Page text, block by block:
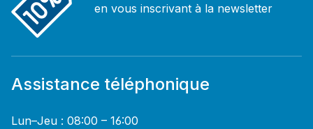
en vous inscrivant à la newsletter
Assistance téléphonique
Lun–Jeu : 08:00 – 16:00